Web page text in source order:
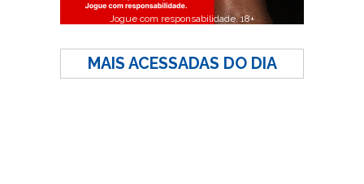
Jogue com responsabilidade. 18+
MAIS ACESSADAS DO DIA